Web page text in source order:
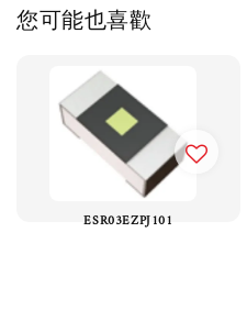
您可能也喜歡
ESR03EZPJ101